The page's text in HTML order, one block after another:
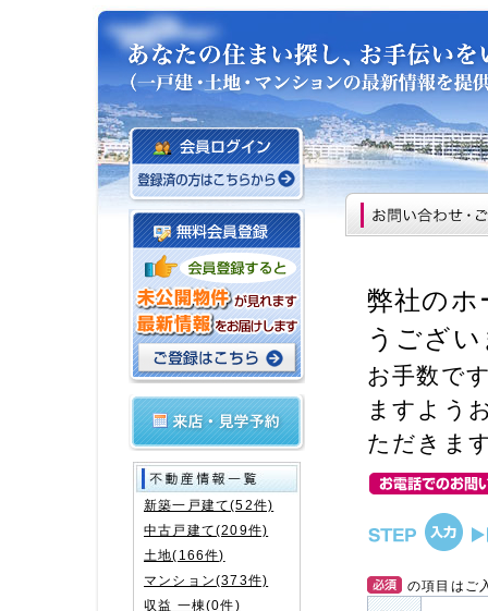
弊社のホ
うござ
お手数で
ますよう
ただきま
の項目はご
新築一戸建て(52件)
中古戸建て(209件)
土地(166件)
マンション(373件)
収益 一棟(0件)